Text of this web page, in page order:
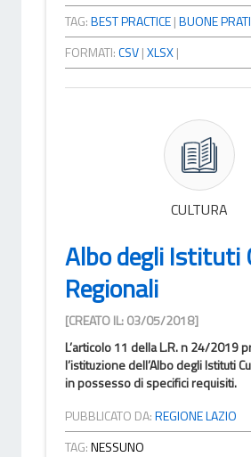
TAG:BEST PRACTICE|BUONE
FORMATI:CSV|XLSX|
CULTURA
Albo degli Istituti
Regionali
[CREATO IL: 03/05/2018]
L’articolo 11 della L.R. n 24/2019
l’istituzione dell’Albo degli Istituti
in possesso di specifici requisiti.
PUBBLICATO DA:REGIONE LAZIO
TAG:NESSUNO